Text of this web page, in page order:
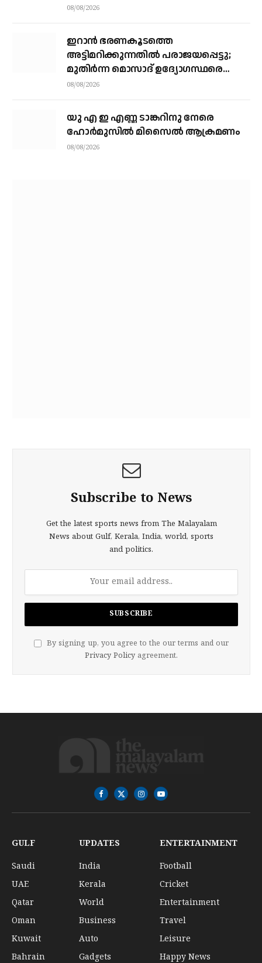
08/08/2026
ഇറാന്‍ ഭരണകൂടത്തെ
അട്ടിമറിക്കുന്നതില്‍ പരാജയപ്പെട്ടു;
മുതിര്‍ന്ന മൊസാദ് ഉദ്യോഗസ്ഥരെ
പിരിച്ചുവിട്ടു
08/08/2026
യു എ ഇ എണ്ണ ടാങ്കറിനു നേരെ
ഹോര്‍മുസില്‍ മിസൈല്‍ ആക്രമണം
08/08/2026
Subscribe to News
Get the latest sports news from The Malayalam
News about Gulf, Kerala, India, world, sports
and politics.
By signing up, you agree to the our terms and our
Privacy Policy agreement.
Facebook
X
(Twitter)
InstagramYouTube
GULF
Saudi
UAE
Qatar
Oman
Kuwait
Bahrain
UPDATES
India
Kerala
World
Business
Auto
Gadgets
ENTERTAINMENT
Football
Cricket
Entertainment
Travel
Leisure
Happy News